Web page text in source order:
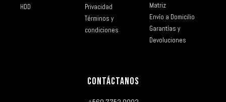
HDD
Privacidad
Términos y
condiciones
Matriz
Envío a Domicilio
Garantías y
Devoluciones
CONTÁCTANOS